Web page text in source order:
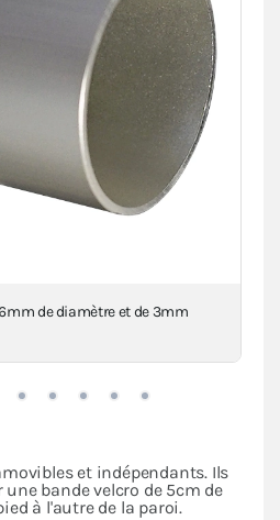
de diamètre et de 3mm
et indépendants. Ils
bande velcro de 5cm de
à l'autre de la paroi.